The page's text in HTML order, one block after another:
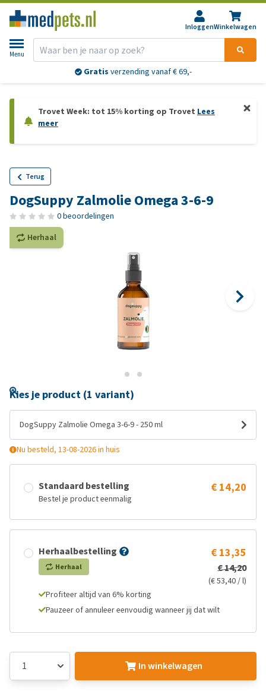
InloggenWinkelwagen
Menu
Gratis verzending vanaf € 69,-
Trovet Week: tot 15% korting op Trovet Lees
meer
Terug
DogSuppy Zalmolie Omega 3-6-9
0 beoordelingen
Herhaal
Kies je product (1 variant)
DogSuppy Zalmolie Omega 3-6-9 - 250 ml
Nu besteld, 13-08-2026 in huis
Standaard bestelling
Bestel je product eenmalig
€ 14,20
Herhaalbestelling
Herhaal
€ 13,35
€ 14,20
(€ 53,40 / l)
Profiteer altijd van 6% korting
Pauzeer of annuleer eenvoudig wanneer jij dat wilt
In winkelwagen